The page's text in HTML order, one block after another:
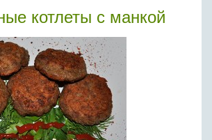
котлеты с манкой